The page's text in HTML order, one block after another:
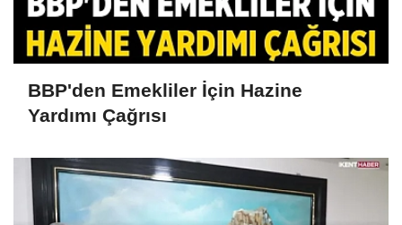
BBP'den Emekliler İçin Hazine
Yardımı Çağrısı